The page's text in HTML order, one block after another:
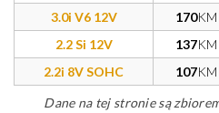
3.0i V6 12V
170KM
2.2 Si 12V
137KM
2.2i 8V SOHC
107KM
Dane na tej stronie są